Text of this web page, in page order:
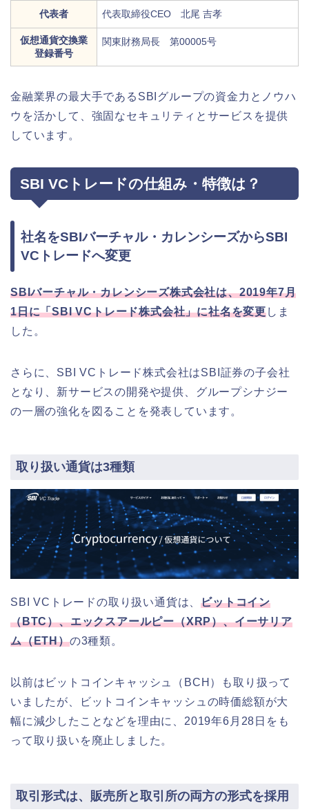
代表者 代表取締役CEO 北尾 吉孝
仮想通貨交換業
登録番号
関東財務局長 第00005号
金融業界の最大手であるSBIグループの資金力とノウハ
ウを活かして、強固なセキュリティとサービスを提供
しています。
SBI VCトレードの仕組み・特徴は？
社名をSBIバーチャル・カレンシーズからSBI
VCトレードへ変更
SBIバーチャル・カレンシーズ株式会社は、2019年7月
1日に「SBI VCトレード株式会社」に社名を変更しま
した。
さらに、SBI VCトレード株式会社はSBI証券の子会社
となり、新サービスの開発や提供、グループシナジー
の一層の強化を図ることを発表しています。
取り扱い通貨は3種類
SBI VCトレードの取り扱い通貨は、ビットコイン
（BTC）、エックスアールピー（XRP）、イーサリア
ム（ETH）の3種類。
以前はビットコインキャッシュ（BCH）も取り扱って
いましたが、ビットコインキャッシュの時価総額が大
幅に減少したことなどを理由に、2019年6月28日をも
って取り扱いを廃止しました。
取引形式は、販売所と取引所の両方の形式を採用